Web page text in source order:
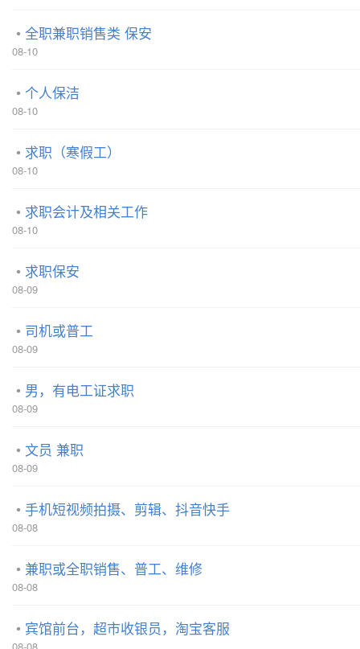
全职兼职销售类 保安
08-10
个人保洁
08-10
求职（寒假工）
08-10
求职会计及相关工作
08-10
求职保安
08-09
司机或普工
08-09
男，有电工证求职
08-09
文员 兼职
08-09
手机短视频拍摄、剪辑、抖音快手
08-08
兼职或全职销售、普工、维修
08-08
宾馆前台，超市收银员，淘宝客服